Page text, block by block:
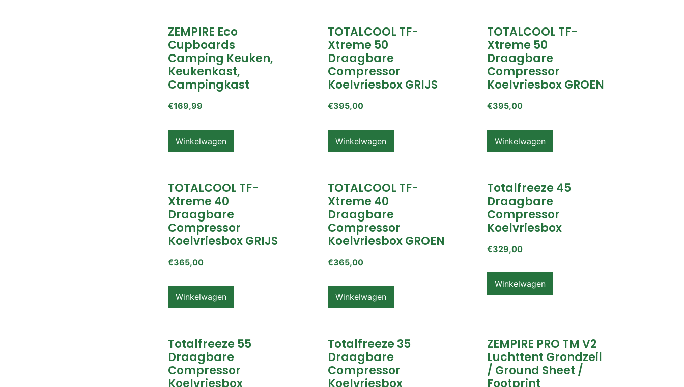
ZEMPIRE Eco
Cupboards
Camping Keuken,
Keukenkast,
Campingkast
€169,99
Winkelwagen
TOTALCOOL TF-
Xtreme 50
Draagbare
Compressor
Koelvriesbox GRIJS
€395,00
Winkelwagen
TOTALCOOL TF-
Xtreme 50
Draagbare
Compressor
Koelvriesbox GROEN
€395,00
Winkelwagen
TOTALCOOL TF-
Xtreme 40
Draagbare
Compressor
Koelvriesbox GRIJS
€365,00
Winkelwagen
TOTALCOOL TF-
Xtreme 40
Draagbare
Compressor
Koelvriesbox GROEN
€365,00
Winkelwagen
Totalfreeze 45
Draagbare
Compressor
Koelvriesbox
€329,00
Winkelwagen
Totalfreeze 55
Draagbare
Compressor
Koelvriesbox
Totalfreeze 35
Draagbare
Compressor
Koelvriesbox
ZEMPIRE PRO TM V2
Luchttent Grondzeil
/ Ground Sheet /
Footprint